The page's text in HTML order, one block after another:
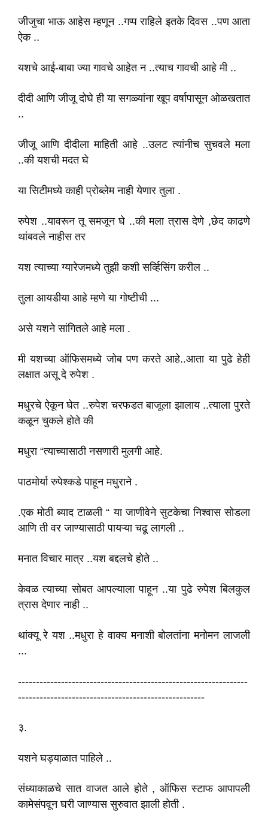
जीजुचा भाऊ आहेस म्हणून ..गप्प राहिले इतके दिवस ..पण आता
ऐक ..
यशचे आई-बाबा ज्या गावचे आहेत न ..त्याच गावची आहे मी ..
दीदी आणि जीजू दोघे ही या सगळ्यांना खूप वर्षापासून ओळखतात
..
जीजू आणि दीदीला माहिती आहे ..उलट त्यांनीच सुचवले मला
..की यशची मदत घे
या सिटीमध्ये काही प्रोब्लेम नाही येणार तुला .
रुपेश ..यावरून तू समजून घे ..की मला त्रास देणे ,छेद काढणे
थांबवले नाहीस तर
यश त्याच्या ग्यारेजमध्ये तुझी कशी सर्व्हिसिंग करील ..
तुला आयडीया आहे म्हणे या गोष्टीची ...
असे यशने सांगितले आहे मला .
मी यशच्या ऑफिसमध्ये जोब पण करते आहे..आता या पुढे हेही
लक्षात असू दे रुपेश .
मधुरचे ऐकून घेत ..रुपेश चरफडत बाजूला झालाय ..त्याला पुरते
कळून चुकले होते की
मधुरा “त्याच्यासाठी नसणारी मुलगी आहे.
पाठमोर्या रुपेश्कडे पाहून मधुराने .
.एक मोठी ब्याद टाळली “ या जाणीवेने सुटकेचा निश्वास सोडला
आणि ती वर जाण्यासाठी पायऱ्या चढू लागली ..
मनात विचार मात्र ..यश बद्दलचे होते ..
केवळ त्याच्या सोबत आपल्याला पाहून ..या पुढे रुपेश बिलकुल
त्रास देणार नाही ..
थांक्यू रे यश ..मधुरा हे वाक्य मनाशी बोलतांना मनोमन लाजली
...
----------------------------------------------------------------
----------------------------------------------------
३.
यशने घड्याळात पाहिले ..
संध्याकाळचे सात वाजत आले होते , ऑफिस स्टाफ आपापली
कामेसंपवून घरी जाण्यास सुरुवात झाली होती .